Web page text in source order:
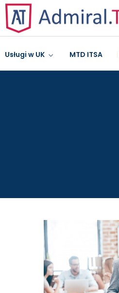
Usługi w UK MTD ITSA